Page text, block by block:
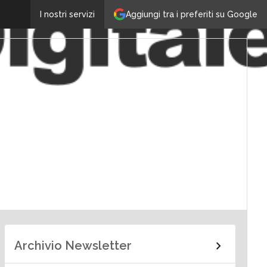
Aggiungi tra i preferiti su Google
I nostri servizi
Archivio Newsletter